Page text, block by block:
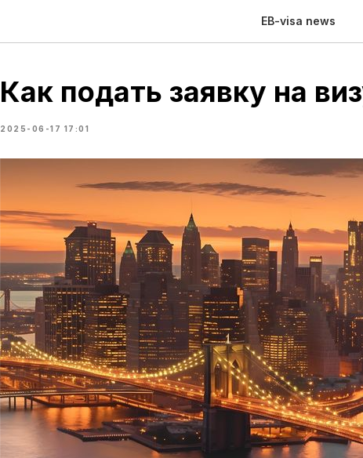
EB-visa news
Как подать заявку на
2025-06-17 17:01